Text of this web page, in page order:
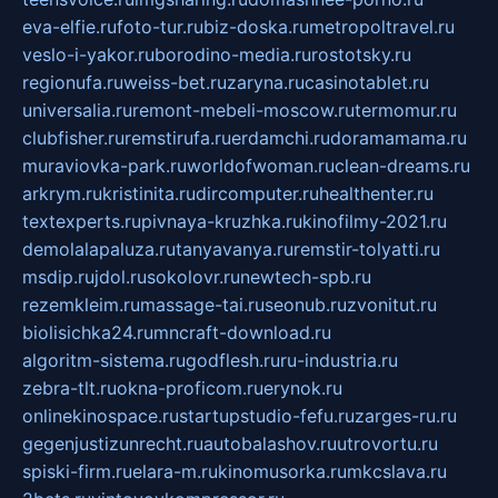
eva-elfie.rufoto-tur.rubiz-doska.rumetropoltravel.ru
veslo-i-yakor.ruborodino-media.rurostotsky.ru
regionufa.ruweiss-bet.ruzaryna.rucasinotablet.ru
universalia.ruremont-mebeli-moscow.rutermomur.ru
clubfisher.ruremstirufa.ruerdamchi.rudoramamama.ru
muraviovka-park.ruworldofwoman.ruclean-dreams.ru
arkrym.rukristinita.rudircomputer.ruhealthenter.ru
textexperts.rupivnaya-kruzhka.rukinofilmy-2021.ru
demolalapaluza.rutanyavanya.ruremstir-tolyatti.ru
msdip.rujdol.rusokolovr.runewtech-spb.ru
rezemkleim.rumassage-tai.ruseonub.ruzvonitut.ru
biolisichka24.rumncraft-download.ru
algoritm-sistema.rugodflesh.ruru-industria.ru
zebra-tlt.ruokna-proficom.ruerynok.ru
onlinekinospace.rustartupstudio-fefu.ruzarges-ru.ru
gegenjustizunrecht.ruautobalashov.ruutrovortu.ru
spiski-firm.ruelara-m.rukinomusorka.rumkcslava.ru